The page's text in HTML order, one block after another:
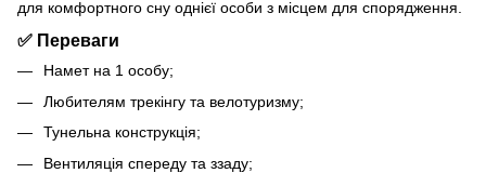
для комфортного сну однієї особи з місцем для спорядження.
✅ Переваги
Намет на 1 особу;
Любителям трекінгу та велотуризму;
Тунельна конструкція;
Вентиляція спереду та ззаду;